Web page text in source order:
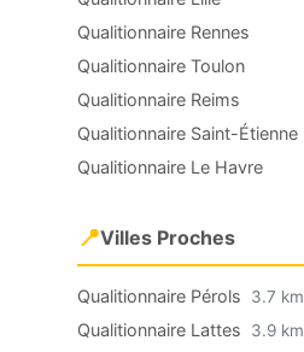
Qualitionnaire Rennes
Qualitionnaire Toulon
Qualitionnaire Reims
Qualitionnaire Saint-Étienne
Qualitionnaire Le Havre
📍Villes Proches
Qualitionnaire Pérols 3.7 km
Qualitionnaire Lattes 3.9 km